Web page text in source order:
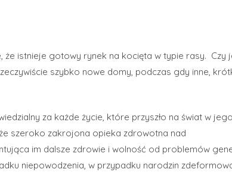
że istnieje gotowy rynek na kocięta w typie rasy. Czy
szybko nowe domy, podczas gdy inne,
za każde życie, które przyszło na świat w
szeroko zakrojona opieka zdrowotna nad
im dalsze zdrowie i wolność od problemów
niepowodzenia, w przypadku narodzin